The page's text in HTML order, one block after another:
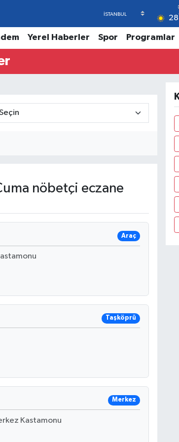
28
Yerel Haberler Spor Programlar
nöbetçi eczane
Araç
Taşköprü
Merkez
Kastamonu